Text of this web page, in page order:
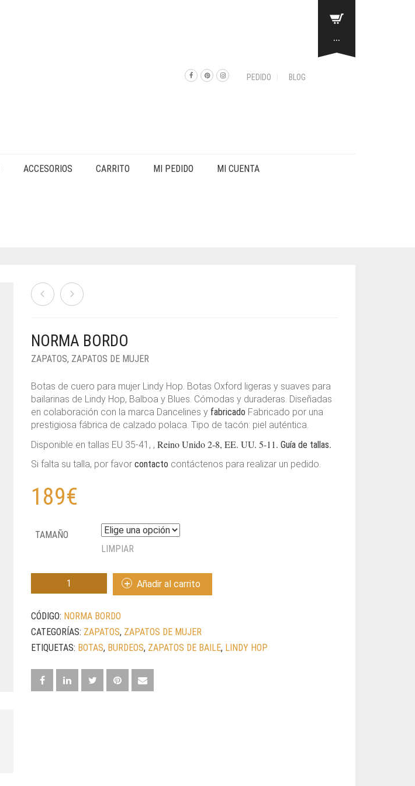
PEDIDO BLOG
...
ACCESORIOS CARRITO MI PEDIDO MI CUENTA
NORMA BORDO
ZAPATOS, ZAPATOS DE MUJER
Botas de cuero para mujer Lindy Hop. Botas Oxford ligeras y suaves para
bailarinas de Lindy Hop, Balboa y Blues. Cómodas y duraderas. Diseñadas
en colaboración con la marca Dancelines y fabricado Fabricado por una
prestigiosa fábrica de calzado polaca. Tipo de tacón: piel auténtica.
Disponible en tallas EU 35-41, , Reino Unido 2-8, EE. UU. 5-11. Guía de tallas.
Si falta su talla, por favor contacto contáctenos para realizar un pedido.
189€
TAMAÑO
LIMPIAR
BORDO
Añadir al carrito
CÓDIGO: NORMA BORDO
CATEGORÍAS: ZAPATOS, ZAPATOS DE MUJER
ETIQUETAS: BOTAS, BURDEOS, ZAPATOS DE BAILE, LINDY HOP